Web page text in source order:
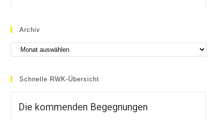
Archiv
Schnelle RWK-Übersicht
Die kommenden Begegnungen